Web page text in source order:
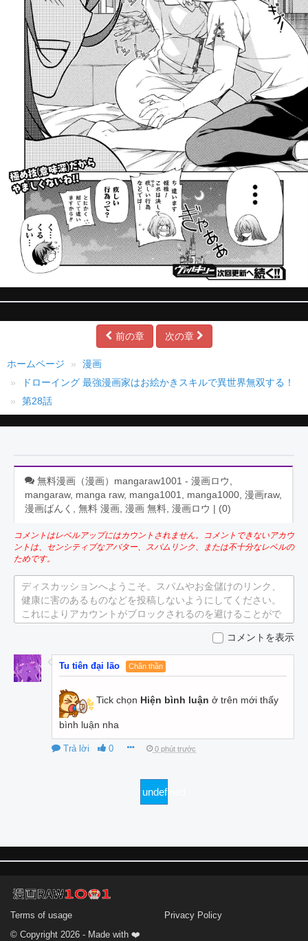
前の章 次の章
ホームページ
漫画
ドローイング 最強漫画家はお絵かきスキルで異世界無双する！
第28話
無料漫画（漫画）mangaraw1001 - 漫画ロウ,
mangaraw, manga raw, manga1001, manga1000, 漫画raw,
漫画ばんく, 無料 漫画, 漫画 無料, 漫画ロウ | (0)
コメントはレベルアップにはカウントされません。コメントできないアカウ
ントは、センシティブなアバター、スパムリンク、または不十分なレベルの
ためです。
ディスカッションへようこそ。スパムやお金儲けのリンク、
健康に害のあるものなどを投稿しないようにしてください。
これによりアカウントがブロックされるのを避けることがで
きます。
コメントを表示
Tu tiên đại lão Chân thần
Tick chọn Hiện bình luận ở trên mới thấy
bình luận nha
Trả lời 0 0 phút trước
undefined
Terms of usage
Privacy Policy
© Copyright 2026 - Made with ❤️